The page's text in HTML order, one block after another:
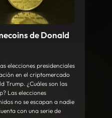
de Donald
elecciones presidenciales
en el criptomercado
Trump. ¿Cuáles son las
Las elecciones
no se escapan a nadie
con una serie de